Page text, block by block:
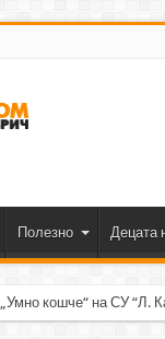
Полезно Децата
„Умно кошче“ на СУ “Л.